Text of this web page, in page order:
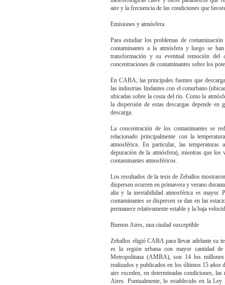
aire y la frecuencia de las condiciones que
Emisiones y atmósfera
Para estudiar los problemas de
contaminantes a la atmósfera y luego se
transformación y su eventual remoción
concentraciones de contaminantes sobre los
En CABA, las principales fuentes que
las industrias lindantes con el conurbano
ubicadas sobre la costa del río. Como la
la dispersión de estas descargas depende
descarga.
La concentración de los contaminantes se
relacionado principalmente con la
atmosférica. En particular, las
depuración de la atmósfera), mientras que los
contaminantes atmosféricos.
Los resultados de la tesis de Zeballos
dispersen ocurren en primavera y verano
alta y la inestabilidad atmosférica es mayor.
contaminantes se dispersen se dan en las
permanece relativamente estable y la baja
Buenos Aires, una ciudad susceptible
Zeballos eligió CABA para llevar adelante su
es la región urbana con mayor cantidad
Metropolitana (AMBA), son 14 los millones
realizados y publicados en los últimos 15 años
aire exceden, en determinadas condiciones,
Aires. Puntualmente, lo establecido en la